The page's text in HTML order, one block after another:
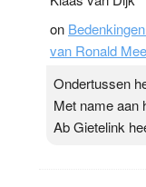
on
van Ronald
Ondertussen
Met name aan
Ab Gietelink